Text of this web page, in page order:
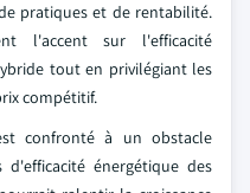
pratiques et de rentabilité.
l'accent sur l'efficacité
tout en privilégiant les
compétitif.
confronté à un obstacle
énergétique des